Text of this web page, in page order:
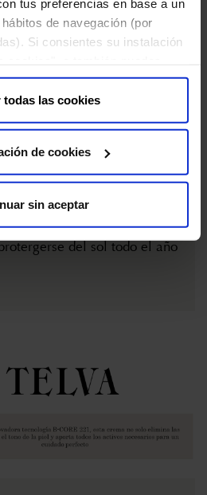
tus preferencias en base a un
de navegación (por
Si consientes su instalación
pulsando "Configuración de
en nuestra "Política de
todas las cookies
de cookies
sin aceptar
del sol todo el año